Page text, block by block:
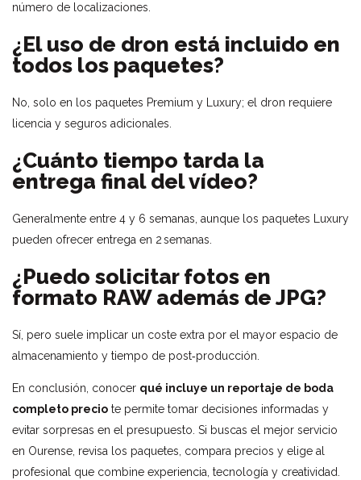
número de localizaciones.
¿El uso de dron está incluido en
todos los paquetes?
No, solo en los paquetes Premium y Luxury; el dron requiere
licencia y seguros adicionales.
¿Cuánto tiempo tarda la
entrega final del vídeo?
Generalmente entre 4 y 6 semanas, aunque los paquetes Luxury
pueden ofrecer entrega en 2 semanas.
¿Puedo solicitar fotos en
formato RAW además de JPG?
Sí, pero suele implicar un coste extra por el mayor espacio de
almacenamiento y tiempo de post‑producción.
En conclusión, conocer qué incluye un reportaje de boda
completo precio te permite tomar decisiones informadas y
evitar sorpresas en el presupuesto. Si buscas el mejor servicio
en Ourense, revisa los paquetes, compara precios y elige al
profesional que combine experiencia, tecnología y creatividad.